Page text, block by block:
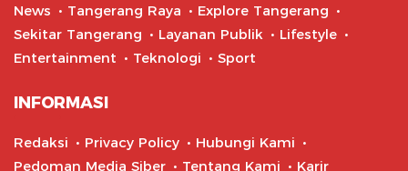
News Tangerang Raya
Explore Tangerang
Sekitar Tangerang
Layanan Publik
Lifestyle
Entertainment
Teknologi Sport
INFORMASI
Redaksi Privacy Policy
Hubungi Kami
Pedoman Media Siber
Tentang Kami Karir